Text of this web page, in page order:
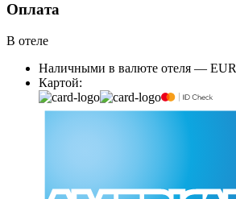
Оплата
В отеле
Наличными в валюте отеля — EUR
Картой: